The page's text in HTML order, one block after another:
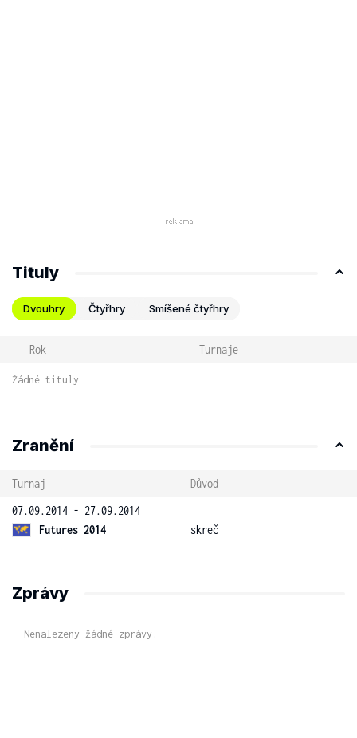
Tituly
Dvouhry Čtyřhry Smíšené čtyřhry
Rok Turnaje
Žádné tituly
Zranění
Turnaj
Důvod
07.09.2014 - 27.09.2014
Futures 2014
skreč
Zprávy
Nenalezeny žádné zprávy.